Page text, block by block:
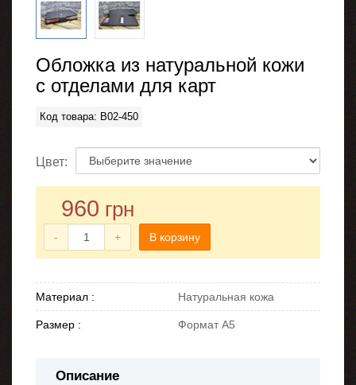
Обложка из натуральной кожи
с отделами для карт
Код товара: B02-450
Цвет:
960 грн
- + В корзину
Материал : Натуральная кожа
Размер : Формат А5
Описание